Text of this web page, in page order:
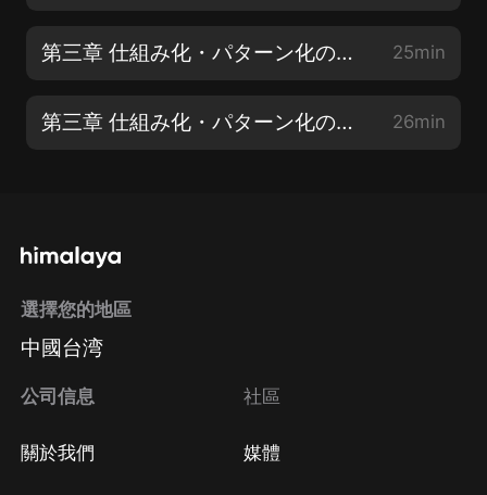
第三章 仕組み化・パターン化の絶大な効果【1】 25min
第三章 仕組み化・パターン化の絶大な効果【2】 26min
選擇您的地區
中國台湾
公司信息
關於我們
社區
媒體